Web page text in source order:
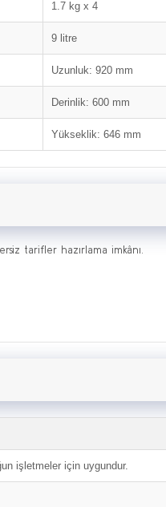
1.7 kg x 4
9 litre
Uzunluk: 920 mm
Derinlik: 600 mm
Yükseklik: 646 mm
tarifler hazırlama imkânı.
işletmeler için uygundur.